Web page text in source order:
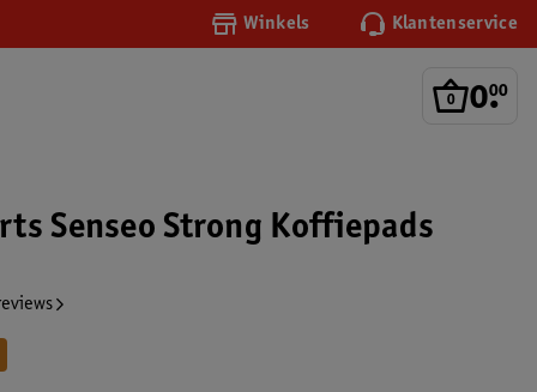
Winkels Klantenservice
0.
00
Senseo Strong Koffiepads